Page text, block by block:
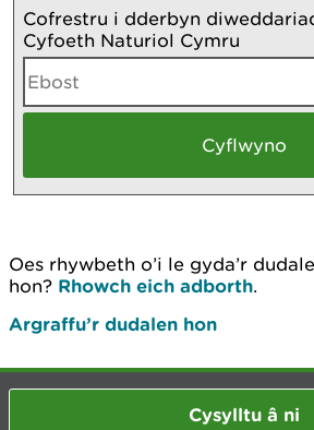
Cofrestru i dderbyn
Cyfoeth Naturiol Cymru
Oes rhywbeth o’i le gyda’r
hon? Rhowch eich adborth.
Argraffu’r dudalen hon
Cysylltu â ni